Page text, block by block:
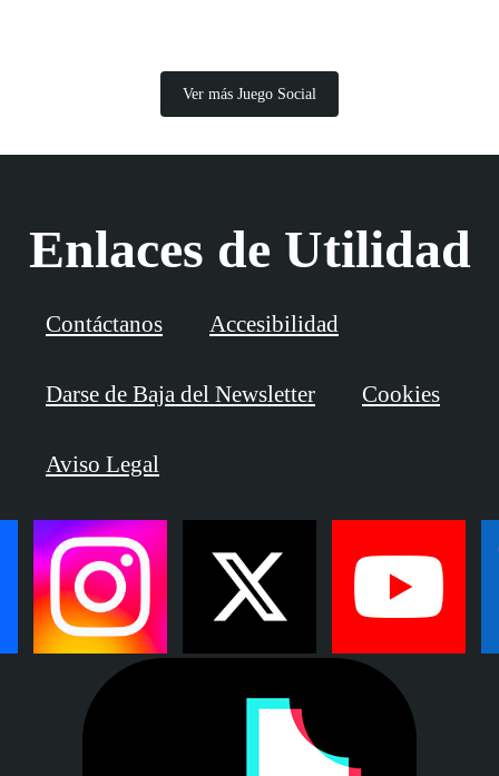
Ver más Juego Social
Enlaces de Utilidad
Contáctanos Accesibilidad
Darse de Baja del Newsletter Cookies
Aviso Legal